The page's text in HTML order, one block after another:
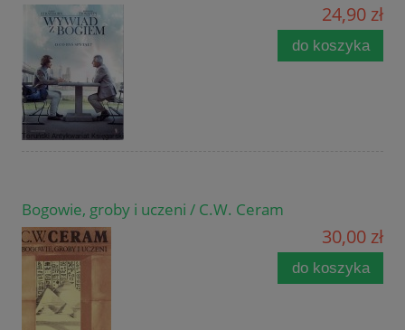
24,90 zł
do koszyka
Bogowie, groby i uczeni / C.W. Ceram
30,00 zł
do koszyka